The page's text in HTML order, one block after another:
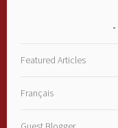
Featured Articles
Français